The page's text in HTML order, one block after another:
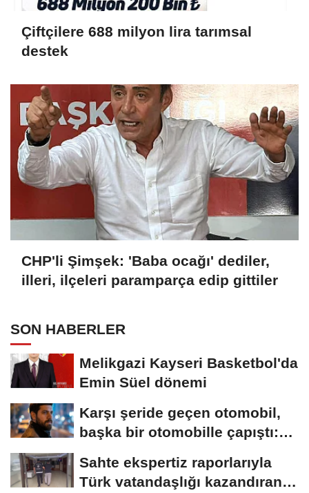
Çiftçilere 688 milyon lira tarımsal
destek
CHP'li Şimşek: 'Baba ocağı' dediler,
illeri, ilçeleri paramparça edip gittiler
SON HABERLER
Melikgazi Kayseri Basketbol'da
Emin Süel dönemi
Karşı şeride geçen otomobil,
başka bir otomobille çapıştı:
Sahte ekspertiz raporlarıyla
Türk vatandaşlığı kazandıran